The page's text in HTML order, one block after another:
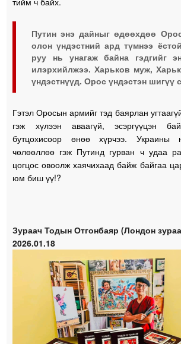
Путин энэ дайныг өдөөхдөө
олон үндэстний ард түмнээ
руу нь унагаж байна гэдгийг
илэрхийлжээ. Харьков муж,
үндэстнүүд. Орос үндэстэн шигүү
Гэтэл Оросын армийг тэд баярлан
гэж хүлээн аваагүй, эсэргүүцэн
бутцохисоор өнөө хүрчээ. Украины
чөлөөллөө гэж Путинд гурван ч удаа
цогцос овоолж хаячихаад байж байгаа
юм биш үү!?
Зураач Тодын Отгонбаяр (Лондон
2026.01.18